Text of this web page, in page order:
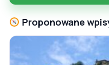
Proponowane